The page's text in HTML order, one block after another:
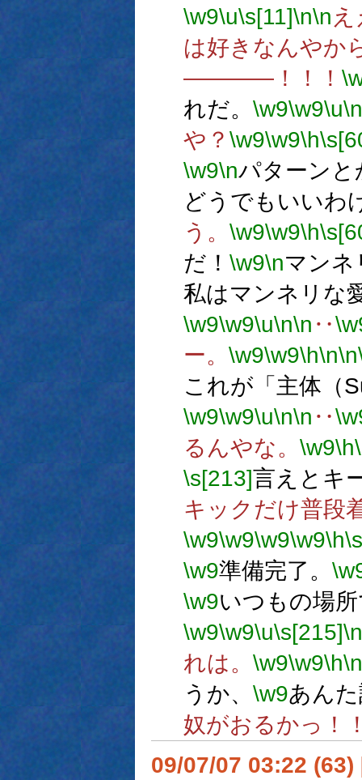
\w9\u\s[11]\n\n
は好きなんやか
――――！！！
れだ。 \w9\w9\u\n
や？ \w9\w9\h
\w9\nパターンと
どうでもいいわ
う。 \w9\w9\h
だ！ \w9\nマンネ
私はマンネリな
\w9\w9\u\n\n ‥
ー。 \w9\w9\h\n\n
これが「主体（
\w9\w9\u\n\n ‥
るんやな。 \w9\h
\s[213]言えとキ
キックだけ普
\w9\w9\w9\w9\h
\w9準備完了。
\w9いつもの場
\w9\w9\u\s[215]\n
れは。 \w9\w9\h\n
うか、 \w9あん
奴がおるかっ！
09/07/07 03:22 (63)